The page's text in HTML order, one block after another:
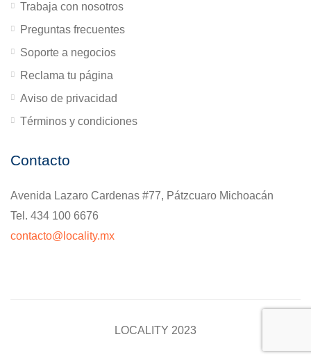
Trabaja con nosotros
Preguntas frecuentes
Soporte a negocios
Reclama tu página
Aviso de privacidad
Términos y condiciones
Contacto
Avenida Lazaro Cardenas #77, Pátzcuaro Michoacán
Tel. 434 100 6676
contacto@locality.mx
LOCALITY 2023